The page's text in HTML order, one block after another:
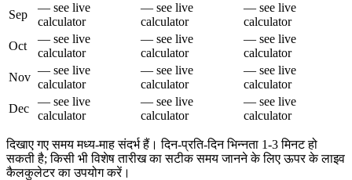
Sep
— see live
calculator
— see live
calculator
— see live
calculator
Oct
— see live
calculator
— see live
calculator
— see live
calculator
Nov
— see live
calculator
— see live
calculator
— see live
calculator
Dec
— see live
calculator
— see live
calculator
— see live
calculator
दिखाए गए समय मध्य-माह संदर्भ हैं। दिन-प्रति-दिन भिन्नता 1-3 मिनट हो
सकती है; किसी भी विशेष तारीख का सटीक समय जानने के लिए ऊपर के लाइव
कैलकुलेटर का उपयोग करें।